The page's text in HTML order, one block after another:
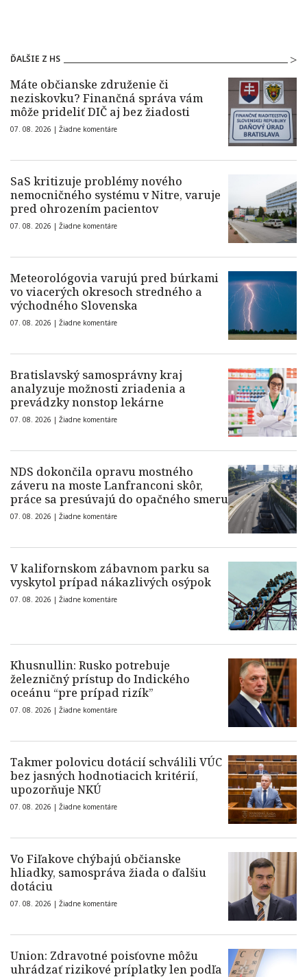
ĎALŠIE Z HS
Máte občianske združenie či
neziskovku? Finančná správa vám
môže prideliť DIČ aj bez žiadosti
07. 08. 2026 | Žiadne komentáre
SaS kritizuje problémy nového
nemocničného systému v Nitre, varuje
pred ohrozením pacientov
07. 08. 2026 | Žiadne komentáre
Meteorológovia varujú pred búrkami
vo viacerých okresoch stredného a
východného Slovenska
07. 08. 2026 | Žiadne komentáre
Bratislavský samosprávny kraj
analyzuje možnosti zriadenia a
prevádzky nonstop lekárne
07. 08. 2026 | Žiadne komentáre
NDS dokončila opravu mostného
záveru na moste Lanfranconi skôr,
práce sa presúvajú do opačného smeru
07. 08. 2026 | Žiadne komentáre
V kalifornskom zábavnom parku sa
vyskytol prípad nákazlivých osýpok
07. 08. 2026 | Žiadne komentáre
Khusnullin: Rusko potrebuje
železničný prístup do Indického
oceánu “pre prípad rizík”
07. 08. 2026 | Žiadne komentáre
Takmer polovicu dotácií schválili VÚC
bez jasných hodnotiacich kritérií,
upozorňuje NKÚ
07. 08. 2026 | Žiadne komentáre
Vo Fiľakove chýbajú občianske
hliadky, samospráva žiada o ďalšiu
dotáciu
07. 08. 2026 | Žiadne komentáre
Union: Zdravotné poisťovne môžu
uhrádzať rizikové príplatky len podľa